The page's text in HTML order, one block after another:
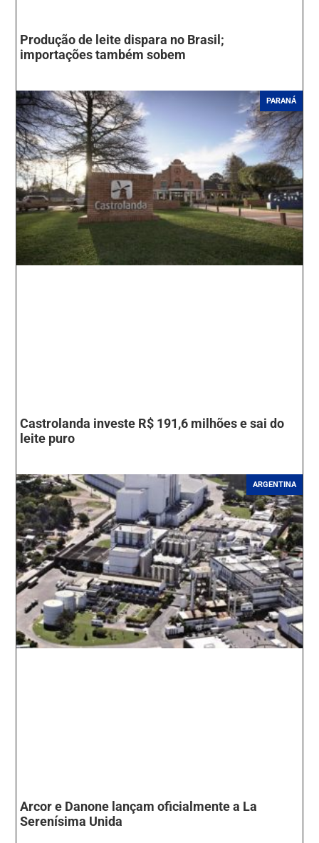
Produção de leite dispara no Brasil;
importações também sobem
PARANÁ
Castrolanda investe R$ 191,6 milhões e sai do
leite puro
ARGENTINA
Arcor e Danone lançam oficialmente a La
Serenísima Unida